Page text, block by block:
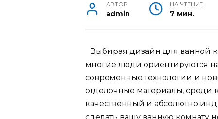
АВТОР
admin
НА ЧТЕНИЕ
7 мин.
Выбирая дизайн для ванной
многие люди ориентируются
современные технологии и
отделочные материалы, среди
качественный и абсолютно
сделать вашу ванную комнату